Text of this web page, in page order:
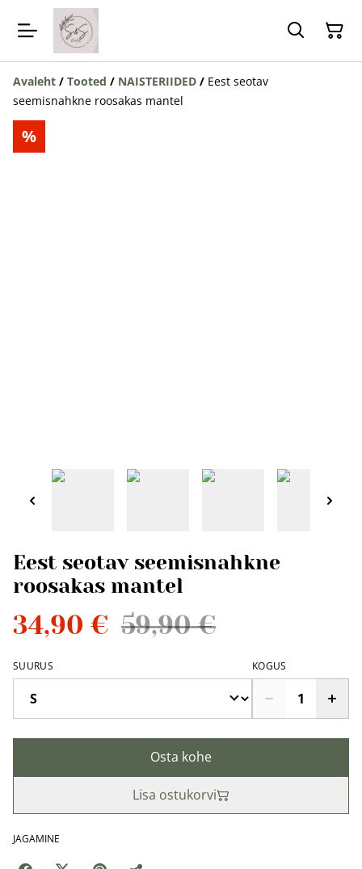
Avaleht / Tooted / NAISTERIIDED / Eest seotav
seemisnahkne roosakas mantel
%
Eest seotav seemisnahkne
roosakas mantel
34,90 € 59,90 €
SUURUS KOGUS
Osta kohe
Lisa ostukorvi
JAGAMINE